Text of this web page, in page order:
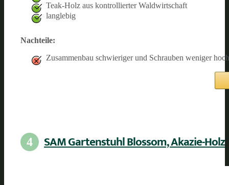
Teak-Holz aus kontrollierter Waldwirtschaft
langlebig
Nachteile:
Zusammenbau schwieriger und Schrauben weniger
4 SAM Gartenstuhl Blossom, Akazie-Holz